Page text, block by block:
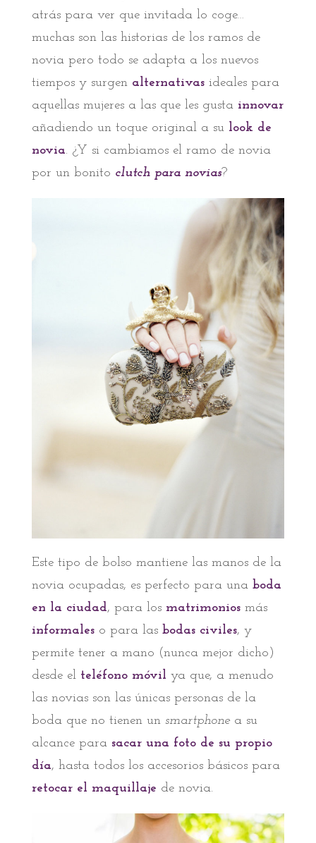
atrás para ver que invitada lo coge…
muchas son las historias de los ramos de
novia pero todo se adapta a los nuevos
tiempos y surgenalternativasideales para
aquellas mujeres a las que les gusta innovar
añadiendo un toque original a sulook de
novia. ¿Y si cambiamos el ramo de novia
por un bonito clutch para novias?
Este tipo de bolso mantiene las manos de la
novia ocupadas, es perfecto para unaboda
en la ciudad, para los matrimonios más
informaleso para las bodas civiles, y
permite tener a mano (nunca mejor dicho)
desde el teléfono móvil ya que, a menudo
las novias son las únicas personas de la
boda que no tienen un smartphonea su
alcance para sacar una foto de su propio
día, hasta todos los accesorios básicos para
retocar el maquillaje de novia.